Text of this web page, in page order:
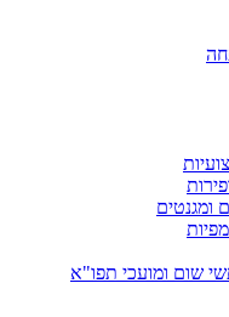
ומגנטים
שום ומועכי תפו"א